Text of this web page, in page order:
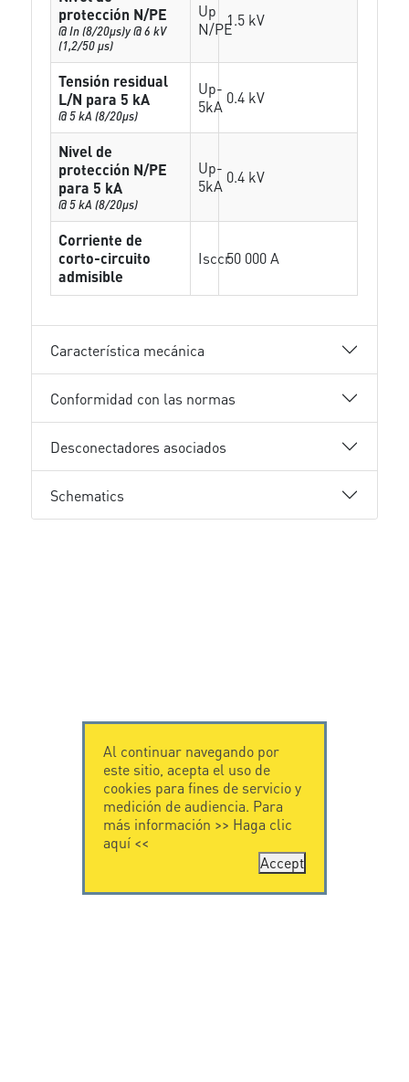
protección N/PE
@ In (8/20µs)y @ 6 kV
(1,2/50 µs)
Up
N/PE1.5 kV
Tensión residual
L/N para 5 kA
@ 5 kA (8/20µs)
Up-
5kA 0.4 kV
Nivel de
protección N/PE
para 5 kA
@ 5 kA (8/20µs)
Up-
5kA 0.4 kV
Corriente de
corto-circuito
admisible
Isccr50 000 A
Característica mecánica
Conformidad con las normas
Desconectadores asociados
Schematics
Al continuar navegando por
este sitio, acepta el uso de
cookies para fines de servicio y
medición de audiencia. Para
más información >> Haga clic
aquí<<
Accept